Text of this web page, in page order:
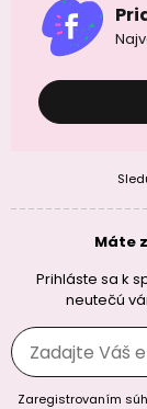
Máte
Prihláste sa k
neutečú
Zaregistrovaním